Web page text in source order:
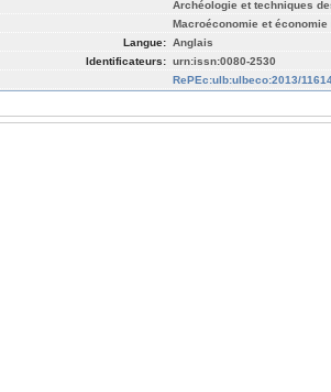
Archéologie et techniques
Macroéconomie et économie
Langue: Anglais
Identificateurs: urn:issn:0080-2530
RePEc:ulb:ulbeco:2013/